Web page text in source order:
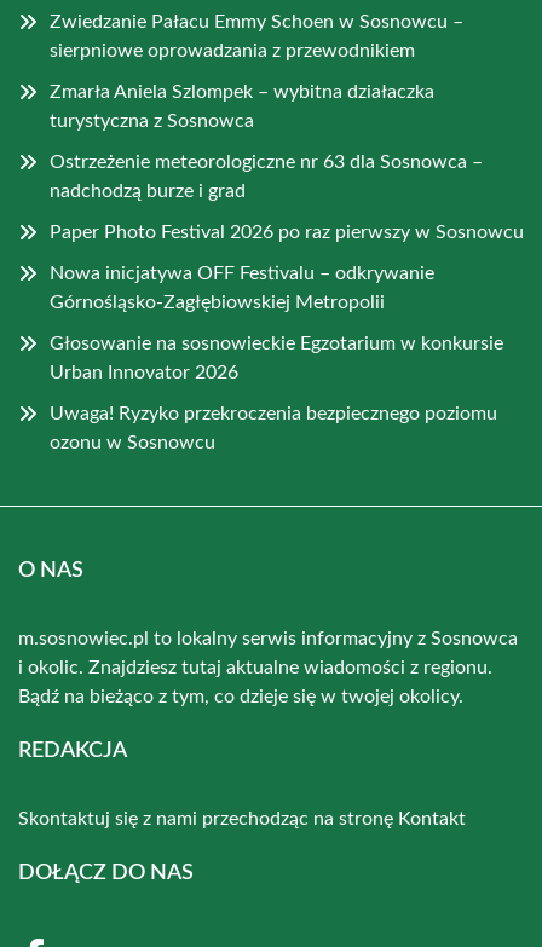
Zwiedzanie Pałacu Emmy Schoen w Sosnowcu –
sierpniowe oprowadzania z przewodnikiem
Zmarła Aniela Szlompek – wybitna działaczka
turystyczna z Sosnowca
Ostrzeżenie meteorologiczne nr 63 dla Sosnowca –
nadchodzą burze i grad
Paper Photo Festival 2026 po raz pierwszy w Sosnowcu
Nowa inicjatywa OFF Festivalu – odkrywanie
Górnośląsko-Zagłębiowskiej Metropolii
Głosowanie na sosnowieckie Egzotarium w konkursie
Urban Innovator 2026
Uwaga! Ryzyko przekroczenia bezpiecznego poziomu
ozonu w Sosnowcu
O NAS
m.sosnowiec.pl to lokalny serwis informacyjny z Sosnowca
i okolic. Znajdziesz tutaj aktualne wiadomości z regionu.
Bądź na bieżąco z tym, co dzieje się w twojej okolicy.
REDAKCJA
Skontaktuj się z nami przechodząc na stronę Kontakt
DOŁĄCZ DO NAS